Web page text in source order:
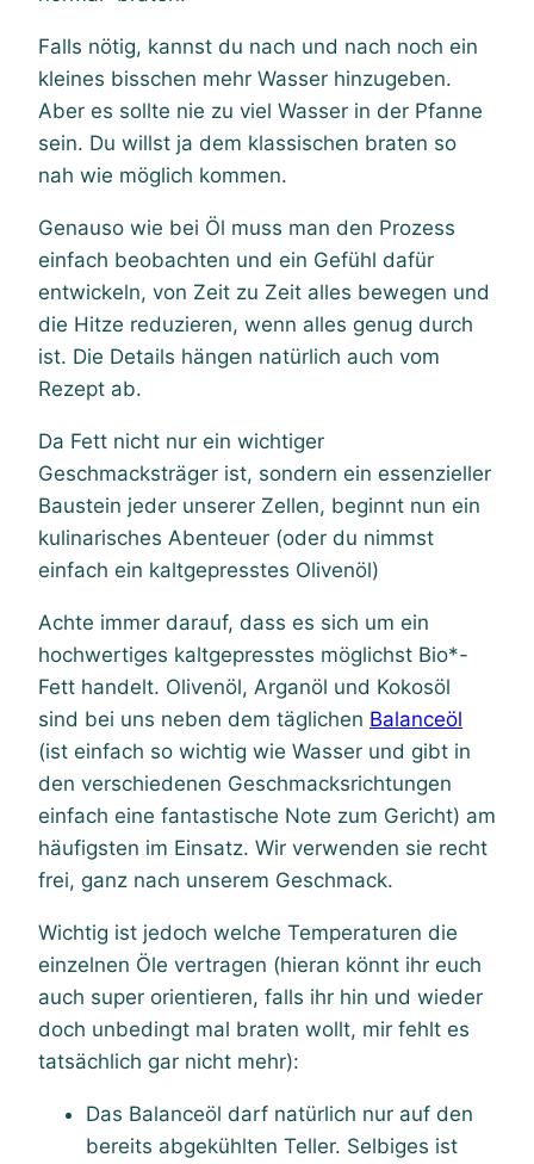
Falls nötig, kannst du nach und nach noch ein
kleines bisschen mehr Wasser hinzugeben.
Aber es sollte nie zu viel Wasser in der Pfanne
sein. Du willst ja dem klassischen braten so
nah wie möglich kommen.
Genauso wie bei Öl muss man den Prozess
einfach beobachten und ein Gefühl dafür
entwickeln, von Zeit zu Zeit alles bewegen und
die Hitze reduzieren, wenn alles genug durch
ist. Die Details hängen natürlich auch vom
Rezept ab.
Da Fett nicht nur ein wichtiger
Geschmacksträger ist, sondern ein essenzieller
Baustein jeder unserer Zellen, beginnt nun ein
kulinarisches Abenteuer (oder du nimmst
einfach ein kaltgepresstes Olivenöl)
Achte immer darauf, dass es sich um ein
hochwertiges kaltgepresstes möglichst Bio*-
Fett handelt. Olivenöl, Arganöl und Kokosöl
sind bei uns neben dem täglichen Balanceöl
(ist einfach so wichtig wie Wasser und gibt in
den verschiedenen Geschmacksrichtungen
einfach eine fantastische Note zum Gericht) am
häufigsten im Einsatz. Wir verwenden sie recht
frei, ganz nach unserem Geschmack.
Wichtig ist jedoch welche Temperaturen die
einzelnen Öle vertragen (hieran könnt ihr euch
auch super orientieren, falls ihr hin und wieder
doch unbedingt mal braten wollt, mir fehlt es
tatsächlich gar nicht mehr):
Das Balanceöl darf natürlich nur auf den
bereits abgekühlten Teller. Selbiges ist